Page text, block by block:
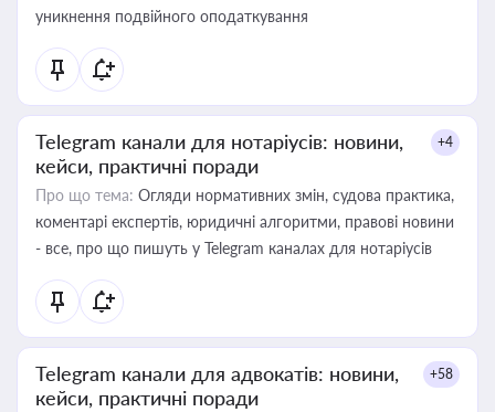
уникнення подвійного оподаткування
Telegram канали для нотаріусів: новини,
кейси, практичні поради
+4
Про що тема: Огляди нормативних змін, судова практика,
коментарі експертів, юридичні алгоритми, правові новини
- все, про що пишуть у Telegram каналах для нотаріусів
Telegram канали для адвокатів: новини,
кейси, практичні поради
+58